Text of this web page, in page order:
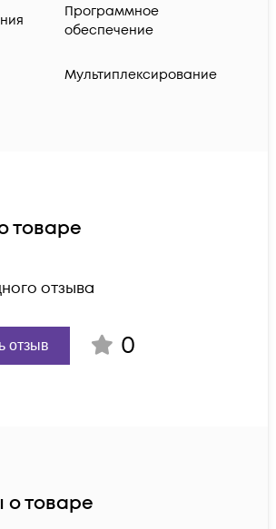
Программное
обеспечение
Мультиплексирование
товаре
отзыва
отзыв 0
о товаре